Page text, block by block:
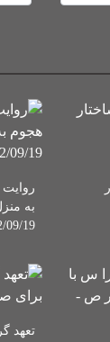
به
09/19
تعهد